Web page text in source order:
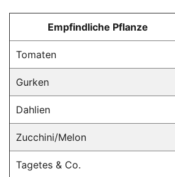
Empfindliche Pflanze
Tomaten
Gurken
Dahlien
Zucchini/Melon
Tagetes & Co.